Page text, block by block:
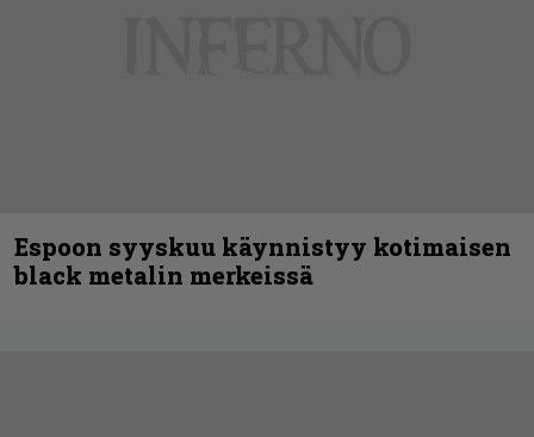
Espoon syyskuu käynnistyy kotimaisen
black metalin merkeissä